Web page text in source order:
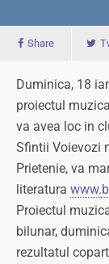
Share
Duminica, 18
proiectul
va avea loc in
Sfintii Voievozi
Prietenie, va
literatura
Proiectul
bilunar,
rezultatul